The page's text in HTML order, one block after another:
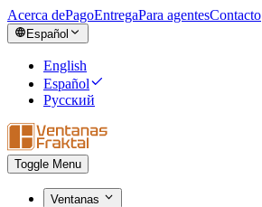
Acerca dePagoEntregaPara agentesContacto
Español
English
Español
Русский
Toggle Menu
Ventanas